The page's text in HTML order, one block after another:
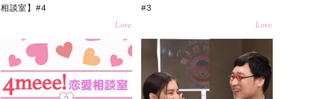
相談室】#4
Love
#3
Love